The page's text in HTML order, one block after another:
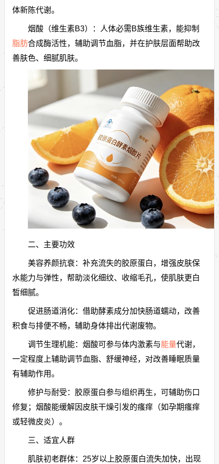
体新陈代谢。
烟酸（维生素B3）：人体必需B族维生素，能抑制
脂肪合成酶活性，辅助调节血脂，并在护肤层面帮助改
善肤色、细腻肌肤。
二、主要功效
美容养颜抗衰：补充流失的胶原蛋白，增强皮肤保
水能力与弹性，帮助淡化细纹、收缩毛孔，使肌肤更白
皙细腻。
促进肠道消化：借助酵素成分加快肠道蠕动，改善
积食与排便不畅，辅助身体排出代谢废物。
调节生理机能：烟酸可参与体内激素与能量代谢，
一定程度上辅助调节血脂、舒缓神经，对改善睡眠质量
有辅助作用。
修护与耐受：胶原蛋白参与组织再生，可辅助伤口
修复；烟酸能缓解因皮肤干燥引发的瘙痒（如孕期瘙痒
或轻微皮炎）。
三、适宜人群
肌肤初老群体：25岁以上胶原蛋白流失加快，出现